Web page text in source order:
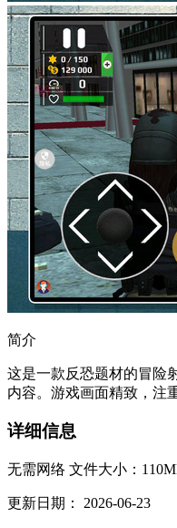
简介
这是一款反恐题材的冒险
内容。游戏画面精致，注
详细信息
无需网络 文件大小：
更新日期： 2026-06-23